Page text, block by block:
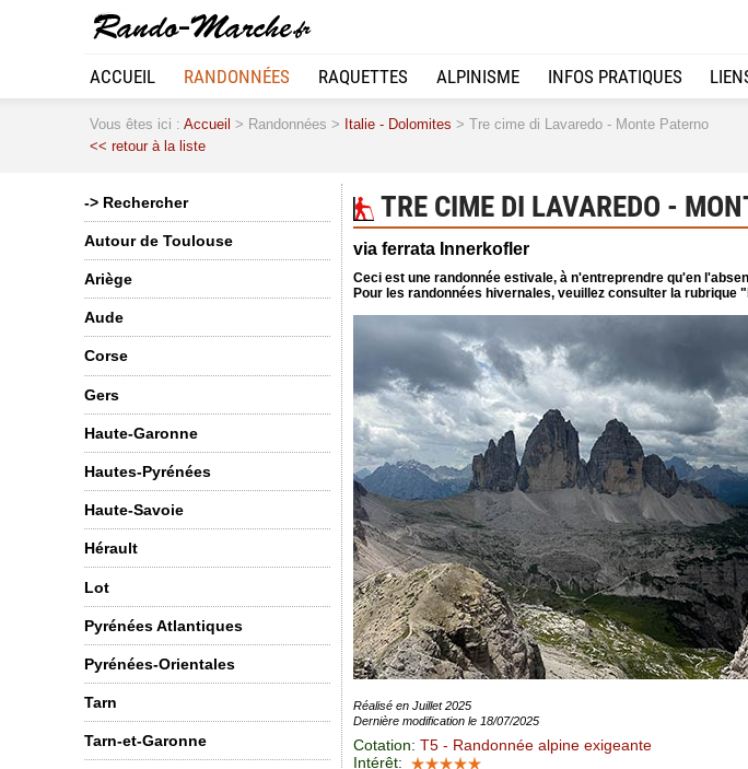
ACCUEIL RANDONNÉES RAQUETTES ALPINISME INFOS PRATIQUES
Vous êtes ici : Accueil > Randonnées > Italie - Dolomites > Tre cime di Lavaredo - Monte Paterno
<< retour à la liste
-> Rechercher
Autour de Toulouse
Ariège
Aude
Corse
Gers
Haute-Garonne
Hautes-Pyrénées
Haute-Savoie
Hérault
Lot
Pyrénées Atlantiques
Pyrénées-Orientales
Tarn
Tarn-et-Garonne
TRE CIME DI LAVAREDO -
via ferrata Innerkofler
Ceci est une randonnée estivale, à n'entreprendre qu'en
Pour les randonnées hivernales, veuillez consulter la rubrique
Réalisé en Juillet 2025
Dernière modification le 18/07/2025
Cotation: T5 - Randonnée alpine exigeante
Intérêt: